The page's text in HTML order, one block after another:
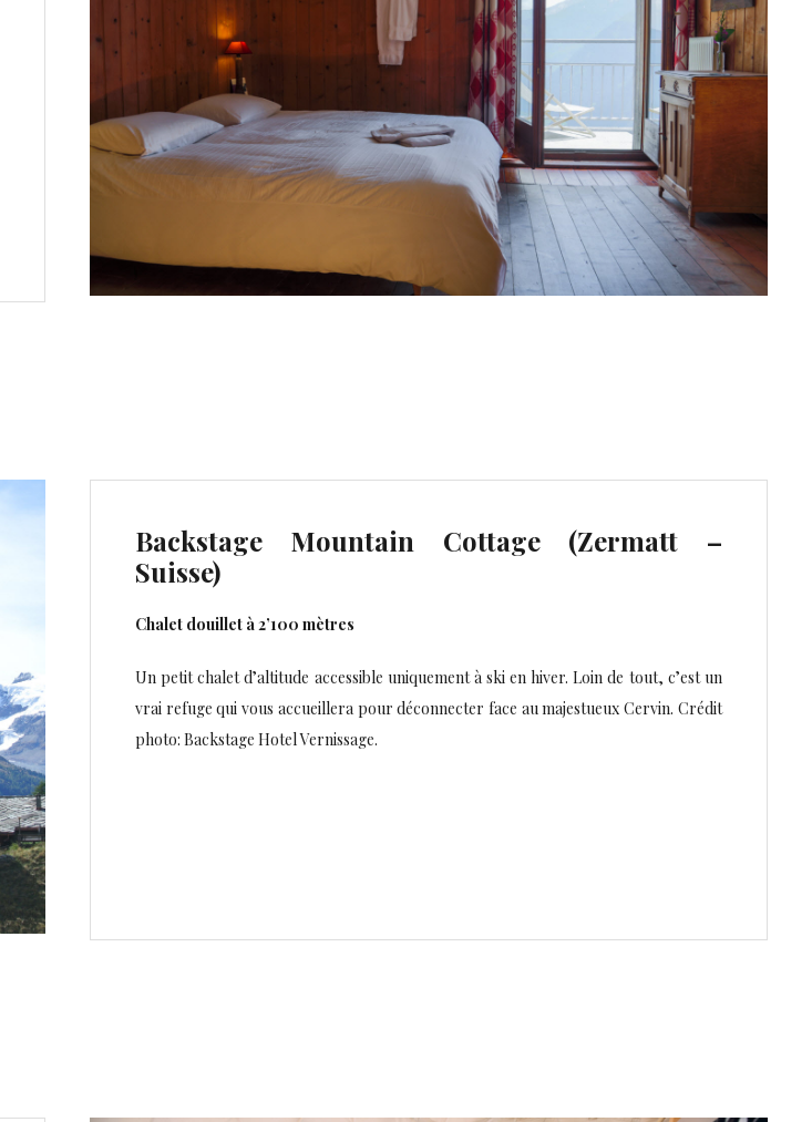
Backstage Mountain Cottage (Zermatt –
Suisse)
Chalet douillet à 2’100 mètres
Un petit chalet d’altitude accessible uniquement à ski en hiver. Loin de tout, c’est un
vrai refuge qui vous accueillera pour déconnecter face au majestueux Cervin. Crédit
photo: Backstage Hotel Vernissage.